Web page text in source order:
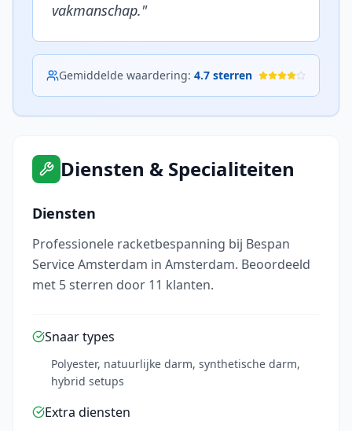
vakmanschap."
Gemiddelde waardering: 4.7 sterren
Diensten & Specialiteiten
Diensten
Professionele racketbespanning bij Bespan
Service Amsterdam in Amsterdam. Beoordeeld
met 5 sterren door 11 klanten.
Snaar types
Polyester, natuurlijke darm, synthetische darm,
hybrid setups
Extra diensten